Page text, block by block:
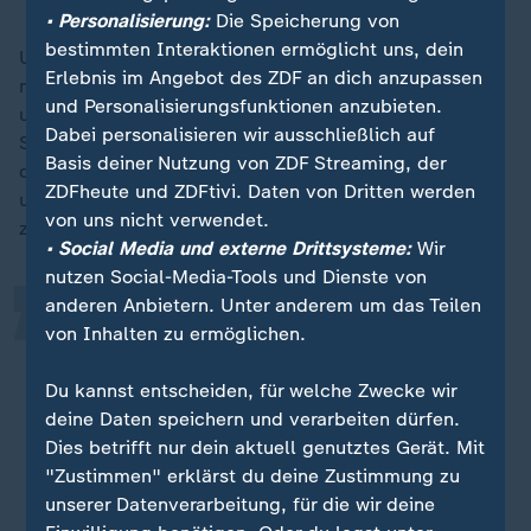
US-Verteidigungsminister Peter Hegseth sagte, der
neue Jet stelle eine "sehr direkte, klare Botschaft an
unsere Verbündeten dar, dass wir uns nicht aus dem
Staub machen - und an unsere Feinde, dass (...) wir in
der Lage sein werden, über Generationen hinweg
ungehindert unsere Macht auf der ganzen Welt zu
zeigen".
Dies ist eine historische Investition
„
Peter Hegseth, US-Verteidigungsminister
Was bedeuten Trumps militärische Dekrete?
• Personalisierung:Die Speicherung von
bestimmten Interaktionen ermöglicht uns, dein
Erlebnis im Angebot des ZDF an dich anzupassen
und Personalisierungsfunktionen anzubieten.
Dabei personalisieren wir ausschließlich auf
Basis deiner Nutzung von ZDF Streaming, der
ZDFheute und ZDFtivi. Daten von Dritten werden
von uns nicht verwendet.
• Social Media und externe Drittsysteme:Wir
nutzen Social-Media-Tools und Dienste von
anderen Anbietern. Unter anderem um das Teilen
von Inhalten zu ermöglichen.
Du kannst entscheiden, für welche Zwecke wir
deine Daten speichern und verarbeiten dürfen.
Dies betrifft nur dein aktuell genutztes Gerät. Mit
"Zustimmen" erklärst du deine Zustimmung zu
unserer Datenverarbeitung, für die wir deine